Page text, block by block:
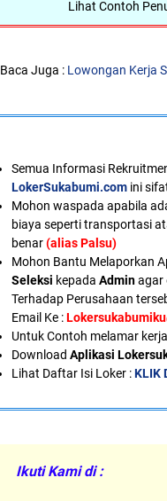
Lihat Contoh
Baca Juga : Lowongan Kerja
Semua Informasi
LokerSukabumi.com ini
Mohon waspada apabila
biaya seperti transportasi
benar(alias Palsu)
Mohon Bantu Melaporkan
Seleksi kepada Adminagar
Terhadap Perusahaan
Email Ke :
Untuk Contoh melamar
Download Aplikasi
Lihat Daftar Isi Loker :KLIK
Ikuti Kami di :